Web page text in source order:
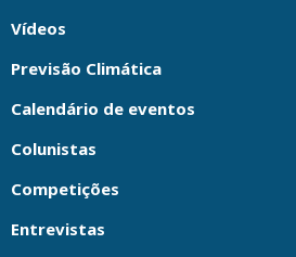
Vídeos
Previsão Climática
Calendário de eventos
Colunistas
Competições
Entrevistas